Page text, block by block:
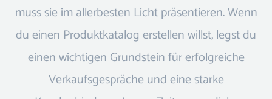
muss sie im allerbesten Licht präsentieren. Wenn
du einen Produktkatalog erstellen willst, legst du
einen wichtigen Grundstein für erfolgreiche
Verkaufsgespräche und eine starke